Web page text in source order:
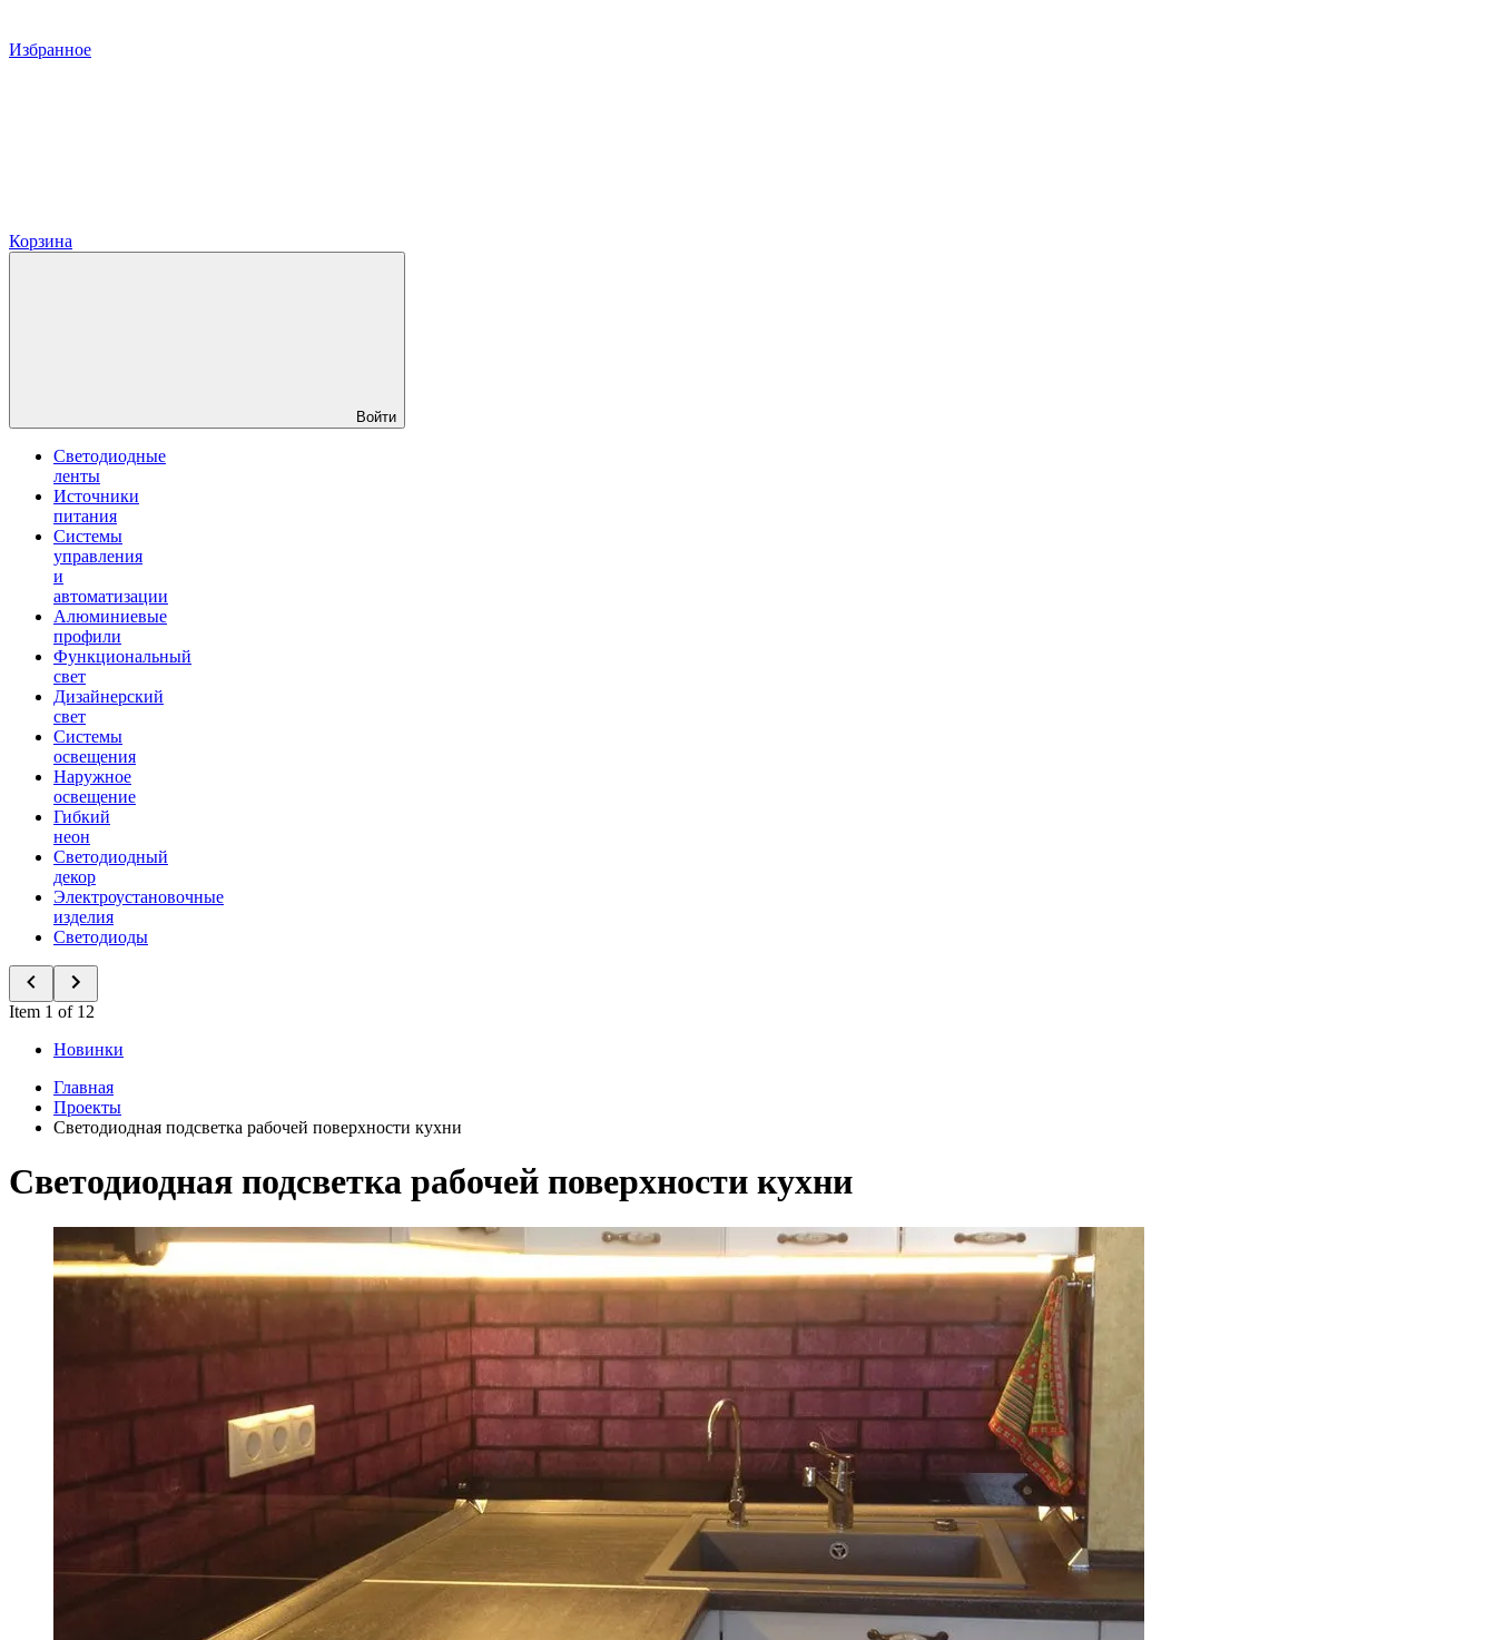
Избранное
Корзина
Войти
Светодиодные
ленты
Источники
питания
Системы
управления
и
автоматизации
Алюминиевые
профили
Функциональный
свет
Дизайнерский
свет
Системы
освещения
Наружное
освещение
Гибкий
неон
Светодиодный
декор
Электроустановочные
изделия
Светодиоды
Item 1 of 12
Новинки
Главная
Проекты
Светодиодная подсветка рабочей поверхности кухни
Светодиодная подсветка рабочей поверхности кухни